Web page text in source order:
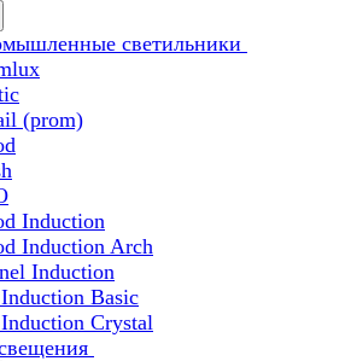
светильники
(prom)
Induction
Induction Arch
Induction
Basic
Crystal